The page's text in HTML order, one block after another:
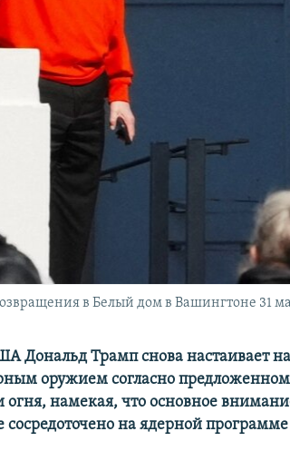
в Белый дом в Вашингтоне 31
Дональд Трамп снова настаивает
оружием согласно
намекая, что основное
на ядерной